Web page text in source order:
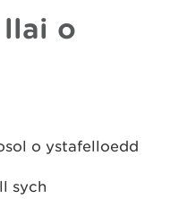
llai o
o ystafelloedd
sych